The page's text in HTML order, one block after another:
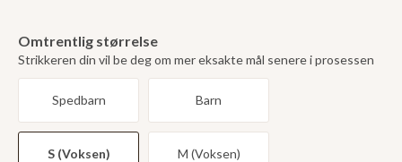
Omtrentlig størrelse
Strikkeren din vil be deg om mer eksakte mål senere i prosessen
Spedbarn Barn
S (Voksen) M (Voksen)